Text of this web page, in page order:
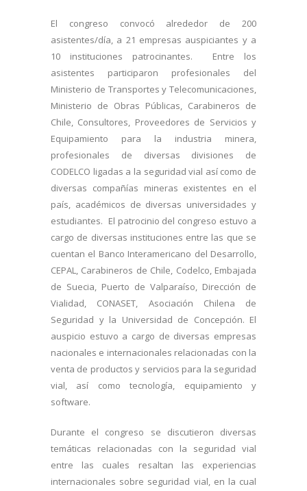
El congreso convocó alrededor de 200
asistentes/día, a 21 empresas auspiciantes y a
10 instituciones patrocinantes. Entre los
asistentes participaron profesionales del
Ministerio de Transportes y Telecomunicaciones,
Ministerio de Obras Públicas, Carabineros de
Chile, Consultores, Proveedores de Servicios y
Equipamiento para la industria minera,
profesionales de diversas divisiones de
CODELCO ligadas a la seguridad vial así como de
diversas compañías mineras existentes en el
país, académicos de diversas universidades y
estudiantes. El patrocinio del congreso estuvo a
cargo de diversas instituciones entre las que se
cuentan el Banco Interamericano del Desarrollo,
CEPAL, Carabineros de Chile, Codelco, Embajada
de Suecia, Puerto de Valparaíso, Dirección de
Vialidad, CONASET, Asociación Chilena de
Seguridad y la Universidad de Concepción. El
auspicio estuvo a cargo de diversas empresas
nacionales e internacionales relacionadas con la
venta de productos y servicios para la seguridad
vial, así como tecnología, equipamiento y
software.
Durante el congreso se discutieron diversas
temáticas relacionadas con la seguridad vial
entre las cuales resaltan las experiencias
internacionales sobre seguridad vial, en la cual